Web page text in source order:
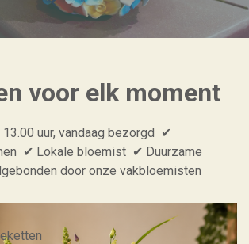
voor elk moment
uur, vandaag bezorgd ✔
✔ Lokale bloemist ✔ Duurzame
door onze vakbloemisten